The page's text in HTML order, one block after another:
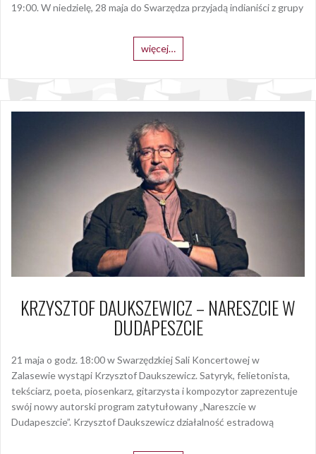
19:00. W niedzielę, 28 maja do Swarzędza przyjadą indianiści z grupy
więcej…
KRZYSZTOF DAUKSZEWICZ – NARESZCIE W
DUDAPESZCIE
21 maja o godz. 18:00 w Swarzędzkiej Sali Koncertowej w
Zalasewie wystąpi Krzysztof Daukszewicz. Satyryk, felietonista,
tekściarz, poeta, piosenkarz, gitarzysta i kompozytor zaprezentuje
swój nowy autorski program zatytułowany „Nareszcie w
Dudapeszcie”. Krzysztof Daukszewicz działalność estradową